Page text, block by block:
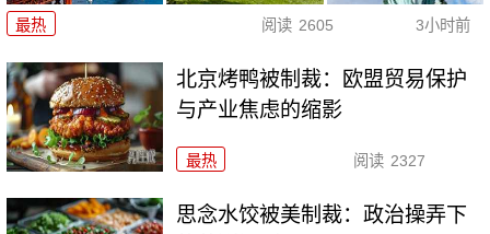
最热 阅读 2605 3小时前
北京烤鸭被制裁：欧盟贸易保护
与产业焦虑的缩影
最热 阅读 2327
思念水饺被美制裁：政治操弄下